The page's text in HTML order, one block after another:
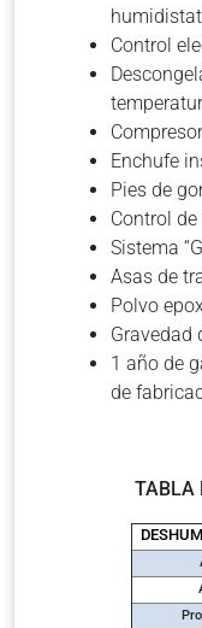
Control
Enchufe
Pies de
Control
Sistema
Asas de
Polvo
Gravedad
1 año de
de
TABLA